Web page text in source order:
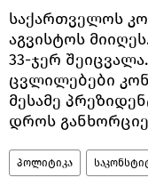
საქართველოს
აგვისტოს
33-ჯერ
ცვლილებები
მესამე
დროს
პოლიტიკა